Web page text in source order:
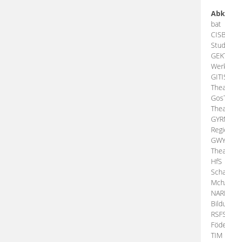
bat
HfS